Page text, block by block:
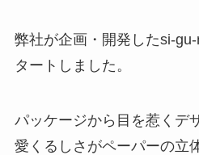
弊社が企画・開発したsi-
タートしました。
パッケージから目を惹くデ
愛くるしさがペーパーの立